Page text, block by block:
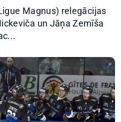
Magnus) relegācijas
un Jāņa Zemīša